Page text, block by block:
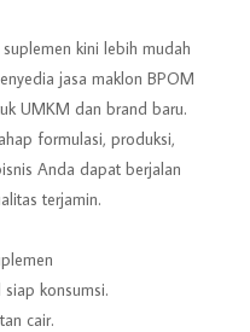
kini lebih mudah
jasa maklon BPOM
UMKM dan brand baru.
formulasi, produksi,
Anda dapat berjalan
terjamin.
konsumsi.
cair.